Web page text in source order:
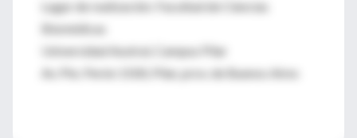
Lugar de realización: Facultad de Ciencias
Biomédicas
Universidad Austral, Campus Pilar
Av. Pte. Perón 1500, Pilar, prov. de Buenos Aires